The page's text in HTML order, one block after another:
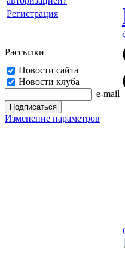
Регистрация
Рассылки
Новости сайта
Новости клуба
e-mail
Изменение параметров